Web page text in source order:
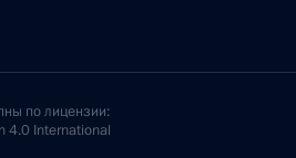
по лицензии:
4.0 International